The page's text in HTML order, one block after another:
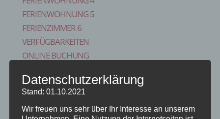
FERIENWOHNUNG 5
FERIENZIMMER 6
VERFÜGBARKEITEN
ONLINE BUCHUNG
KONTAKT
FAQS
REISE VERSICHERUNG
Datenschutzerklärung
Stand: 01.10.2021
Wir freuen uns sehr über Ihr Interesse an unserem